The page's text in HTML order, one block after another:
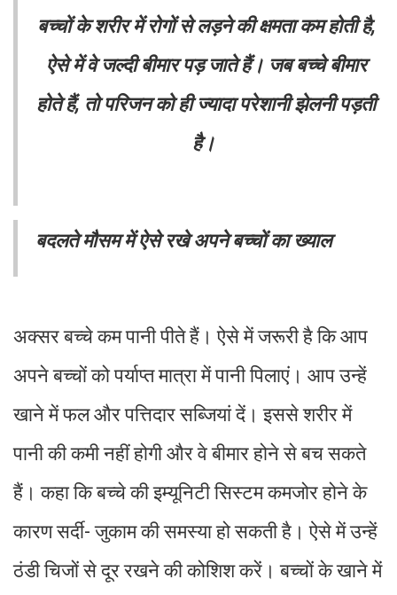
बच्चों के शरीर में रोगों से लड़ने की क्षमता कम होती है,
ऐसे में वे जल्दी बीमार पड़ जाते हैं। जब बच्चे बीमार
होते हैं, तो परिजन को ही ज्यादा परेशानी झेलनी पड़ती
है।
बदलते मौसम में ऐसे रखे अपने बच्चों का ख्याल
अक्सर बच्चे कम पानी पीते हैं। ऐसे में जरूरी है कि आप
अपने बच्चों को पर्याप्त मात्रा में पानी पिलाएं। आप उन्हें
खाने में फल और पत्तिदार सब्जियां दें। इससे शरीर में
पानी की कमी नहीं होगी और वे बीमार होने से बच सकते
हैं। कहा कि बच्चे की इम्यूनिटी सिस्टम कमजोर होने के
कारण सर्दी- जुकाम की समस्या हो सकती है। ऐसे में उन्हें
ठंडी चिजों से दूर रखने की कोशिश करें। बच्चों के खाने में